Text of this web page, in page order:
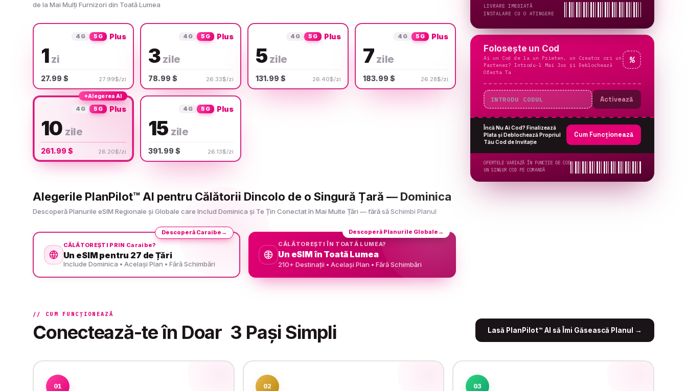
de la Mai Mulți Furnizori din Toată Lumea
4G 5G Plus
1 zi
27.99 $ 27.99$/zi
4G 5G Plus
3 zile
78.99 $ 26.33$/zi
4G 5G Plus
5 zile
131.99 $ 26.40$/zi
4G 5G Plus
7 zile
183.99 $ 26.28$/zi
✦Alegerea AI
4G 5G Plus
10 zile
261.99 $ 26.20$/zi
4G 5G Plus
15 zile
391.99 $ 26.13$/zi
Alegerile PlanPilot™ AI pentru Călătorii Dincolo de o Singură Țară — Dominica
Descoperă Planurile eSIM Regionale și Globale care Includ Dominica și Te Țin Conectat în Mai Multe Țări — fără să Schimbi Planul
CĂLĂTOREȘTI PRIN Caraibe?
Un eSIM pentru 27 de Țări
Include Dominica • Același Plan • Fără Schimbări
Descoperă Caraibe →
CĂLĂTOREȘTI ÎN TOATĂ LUMEA?
Un eSIM în Toată Lumea
210+ Destinații • Același Plan • Fără Schimbări
Descoperă Planurile Globale →
LIVRARE IMEDIATĂ
INSTALARE CU O ATINGERE
Folosește un Cod
Ai un Cod de la un Prieten, un Creator ori un
Partener? Introdu-l Mai Jos și Deblochează
Oferta Ta
%
Activează
Încă Nu Ai Cod? Finalizează
Plata și Deblochează Propriul
Tău Cod de Invitație
Cum Funcționează
OFERTELE VARIAZĂ ÎN FUNCȚIE DE COD
UN SINGUR COD PE COMANDĂ
// CUM FUNCȚIONEAZĂ
Conectează-te în Doar 3 Pași Simpli Lasă PlanPilot™ AI să Îmi Găsească Planul →
01 02 03